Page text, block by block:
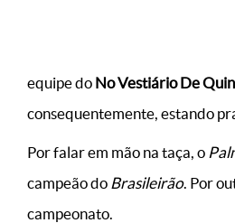
equipe do No Vestiário De
consequentemente, estando
Por falar em mão na taça, o
campeão do Brasileirão. Por
campeonato.